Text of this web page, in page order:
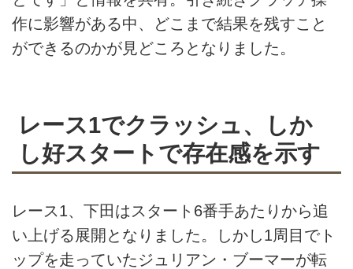
作に影響がある中、どこまで結果を残すこと
ができるのかが見どころとなりました。
レース1でクラッシュ、しか
し好スタートで存在感を示す
レース1、下田はスタート6番手あたりから追
い上げる展開となりました。しかし1周目でト
ップを走っていたジュリアン・ブーマーが転